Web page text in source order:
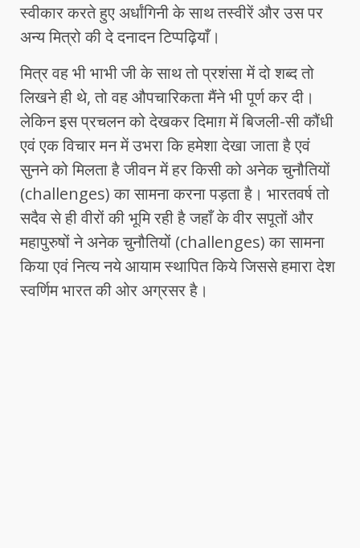
स्वीकार करते हुए अर्धांगिनी के साथ तस्वीरें और उस पर
अन्य मित्रो की दे दनादन टिप्पढ़ियाँ।
मित्र वह भी भाभी जी के साथ तो प्रशंसा में दो शब्द तो
लिखने ही थे, तो वह औपचारिकता मैंने भी पूर्ण कर दी।
लेकिन इस प्रचलन को देखकर दिमाग़ में बिजली-सी कौंधी
एवं एक विचार मन में उभरा कि हमेशा देखा जाता है एवं
सुनने को मिलता है जीवन में हर किसी को अनेक चुनौतियों
(challenges) का सामना करना पड़ता है। भारतवर्ष तो
सदैव से ही वीरों की भूमि रही है जहाँ के वीर सपूतों और
महापुरुषों ने अनेक चुनौतियों (challenges) का सामना
किया एवं नित्य नये आयाम स्थापित किये जिससे हमारा देश
स्वर्णिम भारत की ओर अग्रसर है।